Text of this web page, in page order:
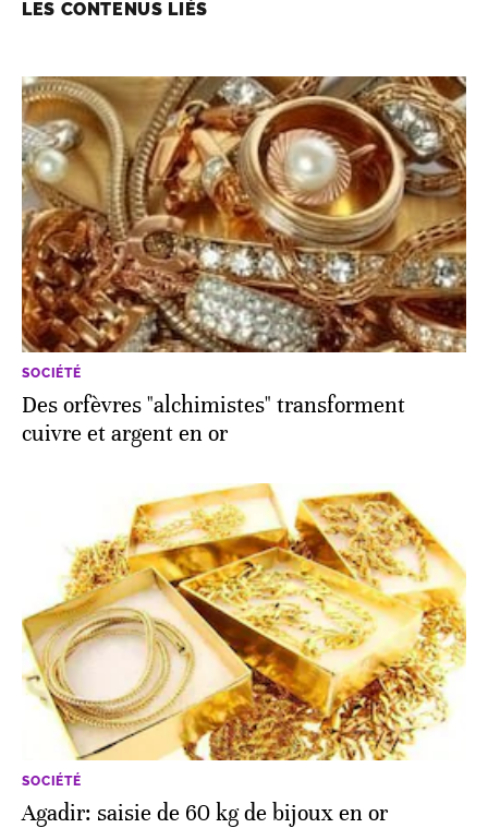
LES CONTENUS LIÉS
SOCIÉTÉ
Des orfèvres "alchimistes" transforment
cuivre et argent en or
SOCIÉTÉ
Agadir: saisie de 60 kg de bijoux en or